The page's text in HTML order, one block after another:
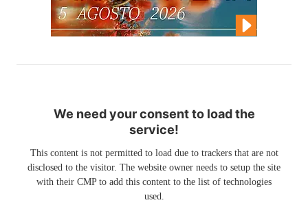
We need your consent to load the
service!
This content is not permitted to load due to trackers that are not
disclosed to the visitor. The website owner needs to setup the site
with their CMP to add this content to the list of technologies
used.